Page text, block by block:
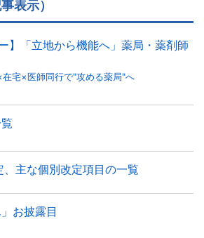
表示）
】「立地から機能へ」薬局・薬剤師
宅×医師同行で"攻める薬局"へ
主な個別改定項目の一覧
お披露目